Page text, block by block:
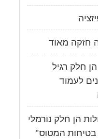
חזקה מאוד
חלק רגיל
לעמוד
הן חלק נורמלי
בטיחות המטוס"